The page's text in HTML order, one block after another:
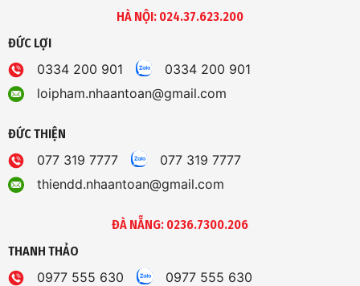
HÀ NỘI: 024.37.623.200
ĐỨC LỢI
0334 200 901
0334 200 901
loipham.nhaantoan@gmail.com
ĐỨC THIỆN
077 319 7777
077 319 7777
thiendd.nhaantoan@gmail.com
ĐÀ NẴNG: 0236.7300.206
THANH THẢO
0977 555 630
0977 555 630